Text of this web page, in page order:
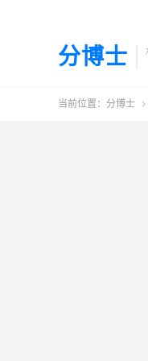
分博士
当前位置： 分博士 